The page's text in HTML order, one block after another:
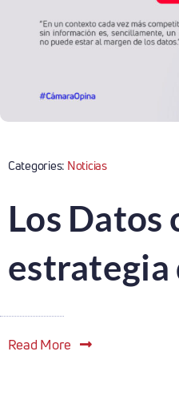
Categories: Noticias
Los Datos
estrategia
Read More